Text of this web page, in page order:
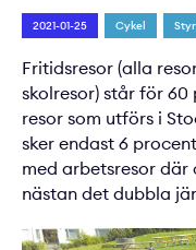
2021-01-25 Cykel
Fritidsresor (alla
skolresor) står för
resor som utförs i
sker endast 6
med arbetsresor där
nästan det dubbla